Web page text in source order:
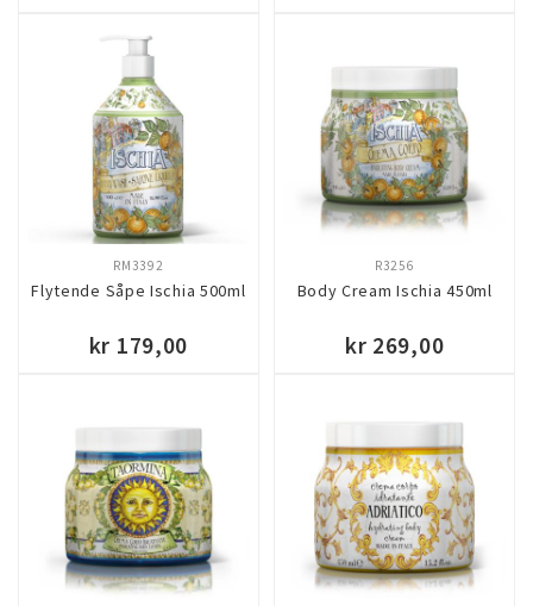
KJØP
Flytende Såpe Ischia 500ml
RM3392
kr 179,00
KJØP
Body Cream Ischia 450ml
R3256
kr 269,00
KJØP